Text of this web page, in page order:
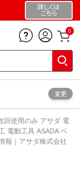
詳しくは
こちら
0
変更
回使用のみ アサダ 電
電動工具 ASADA ベ
報｜アサダ株式会社